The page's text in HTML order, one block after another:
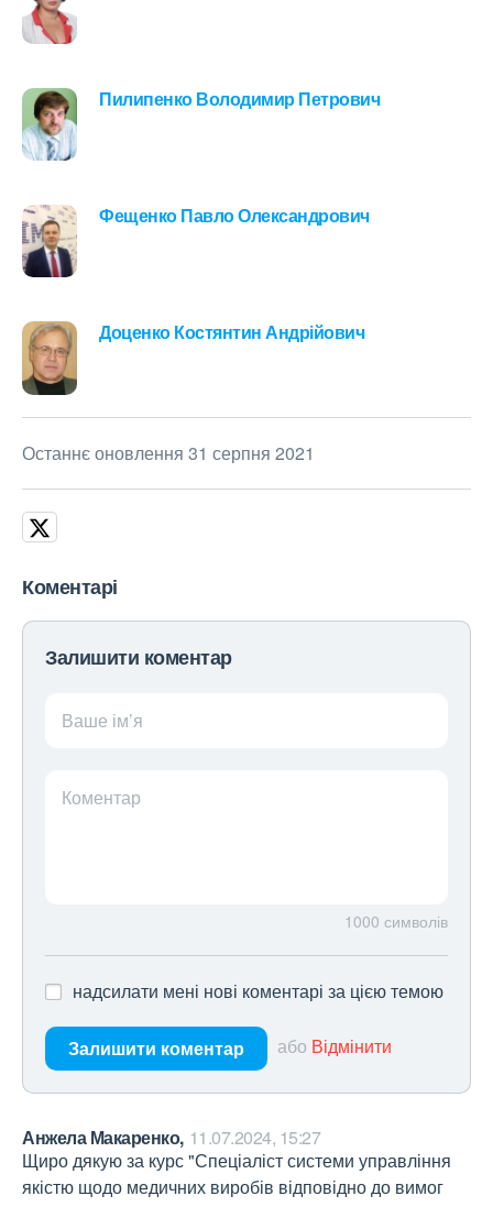
Пилипенко Володимир Петрович
Фещенко Павло Олександрович
Доценко Костянтин Андрійович
Останнє оновлення 31 серпня 2021
Коментарі
Залишити коментар
Ваше ім’я
Коментар
1000 символів
надсилати мені нові коментарі за цією темою
Залишити коментар або Відмінити
Анжела Макаренко, 11.07.2024, 15:27
Щиро дякую за курс "Спеціаліст системи управління
якістю щодо медичних виробів відповідно до вимог